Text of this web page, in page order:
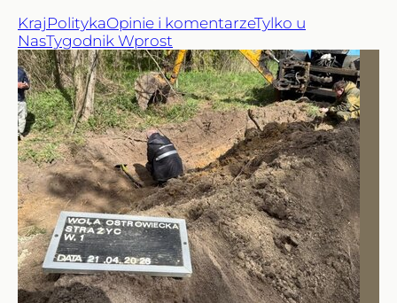
Kraj PolitykaOpinie i komentarzeTylko u
NasTygodnik Wprost